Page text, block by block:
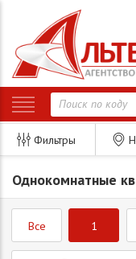
Фильтры
Однокомнатные
Все 1